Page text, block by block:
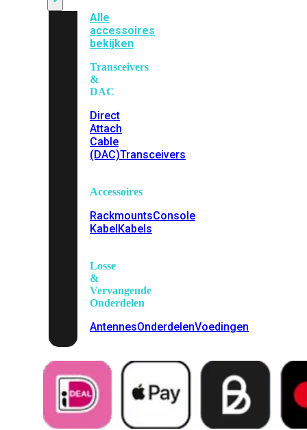
Alle
accessoires
bekijken
Transceivers
&
DAC
Direct
Attach
Cable
(DAC)Transceivers
Accessoires
RackmountsConsole
KabelKabels
Losse
&
Vervangende
Onderdelen
AntennesOnderdelenVoedingen